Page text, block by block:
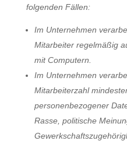
folgenden Fällen:
Im Unternehmen
Mitarbeiter regelmäßig
mit Computern.
Im Unternehmen
Mitarbeiterzahl
personenbezogener
Rasse, politische